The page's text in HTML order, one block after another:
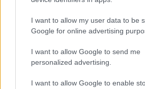
I want to allow my user data to be
Google for online advertising
I want to allow Google to send me
personalized advertising.
I want to allow Google to enable
BY:VIRÁG SÁRA2021. JÚL 01.
Elég régóta nem értem a
mondhatjuk azt, hogy egyetlen
sem tudok felmutatni az
valamely hozzáértő egyén egy
tudott volna gyújtani az elmémben
Ennek ellenére lelkesedéssel